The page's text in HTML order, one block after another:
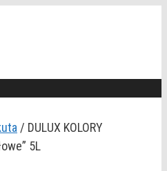
/ DULUX KOLORY
5L